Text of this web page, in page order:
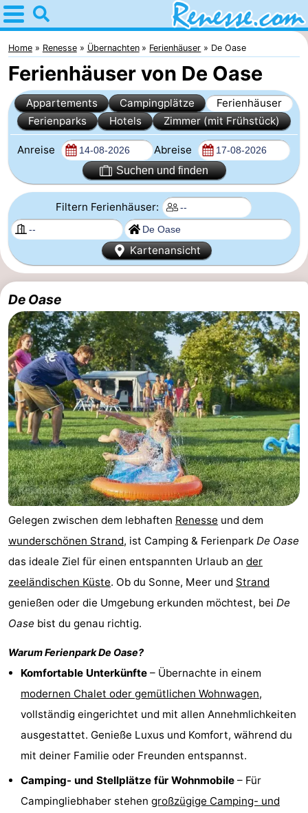
Home
Renesse
Tipps
Für
kindern
Übernachten
Appartements
-
Port
Greve
-
Zeeuwse
Kust
Campingplätze
Ferienhäuser
-
Buitenheem
-
De
Oase
-
Duinoord
-
Ginsterveld
-
Julianahoeve
-
Port
-
Zélande
Resort
-
Hof
Haamstede
Schouwen
Schouwse
Haert
Wijde
Zeeland
Home Renesse Übernachten Ferienhäuser De Oase
Ferienhäuser von De Oase
Appartements Campingplätze
Ferienhäuser
Ferienparks
Hotels Zimmer (mit Frühstück)
Anreise Abreise
Suchen und finden
Filtern Ferienhäuser:
Kartenansicht
De Oase
Gelegen zwischen dem lebhaften Renesse und dem
wunderschönen Strand, ist Camping & Ferienpark De Oase
das ideale Ziel für einen entspannten Urlaub an der
zeeländischen Küste. Ob du Sonne, Meer und Strand
genießen oder die Umgebung erkunden möchtest, bei De
Oase bist du genau richtig.
Warum FerienparkDe Oase?
Komfortable Unterkünfte – Übernachte in einem
modernen Chalet oder gemütlichen Wohnwagen,
vollständig eingerichtet und mit allen Annehmlichkeiten
ausgestattet. Genieße Luxus und Komfort, während du
mit deiner Familie oder Freunden entspannst.
Camping- und Stellplätze für Wohnmobile – Für
Campingliebhaber stehen großzügige Camping- und